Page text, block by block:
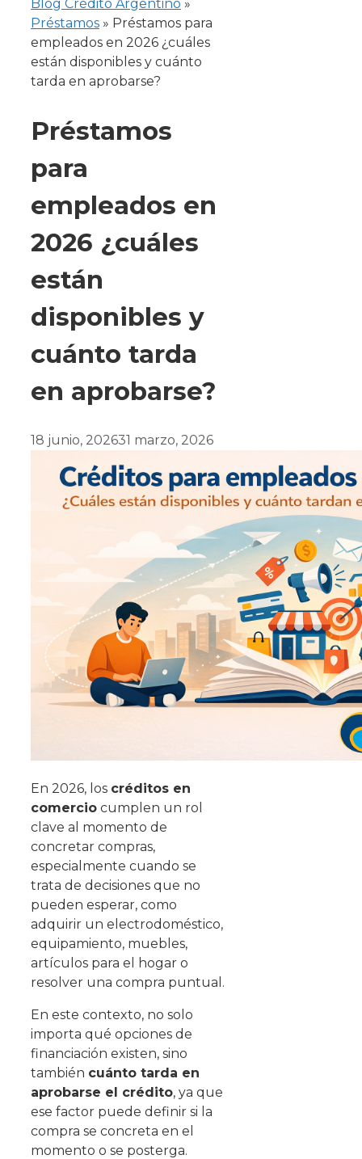
Blog Crédito Argentino »
Préstamos » Préstamos para
empleados en 2026 ¿cuáles
están disponibles y cuánto
tarda en aprobarse?
Préstamos
para
empleados en
2026 ¿cuáles
están
disponibles y
cuánto tarda
en aprobarse?
18 junio, 202631 marzo, 2026
En 2026, los créditos en
comercio cumplen un rol
clave al momento de
concretar compras,
especialmente cuando se
trata de decisiones que no
pueden esperar, como
adquirir un electrodoméstico,
equipamiento, muebles,
artículos para el hogar o
resolver una compra puntual.
En este contexto, no solo
importa qué opciones de
financiación existen, sino
también cuánto tarda en
aprobarse el crédito, ya que
ese factor puede definir si la
compra se concreta en el
momento o se posterga.